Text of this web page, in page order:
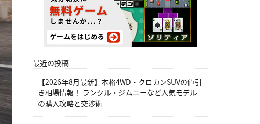
最近の投稿
【2026年8月最新】本格4WD・クロカンSUVの値引
き相場情報！ ランクル・ジムニーなど人気モデル
の購入攻略と交渉術